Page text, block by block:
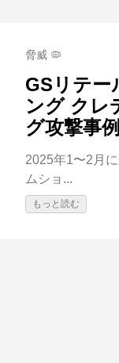
脅威 🦠
GSリテー
ング クレ
グ攻撃事例
2025年1〜2月
ムショ...
もっと読む